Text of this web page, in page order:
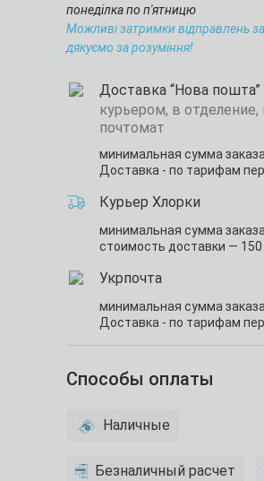
понеділка по п'ятницю
Можливі затримки відправлень
дякуємо за розуміння!
Доставка “Нова пошта”
курьером, в отделение,
почтомат
минимальная сумма
Доставка - по тарифам
Курьер Хлорки
минимальная сумма
стоимость доставки — 150
Укрпочта
минимальная сумма
Доставка - по тарифам
Способы оплаты
Наличные
Безналичный расчет